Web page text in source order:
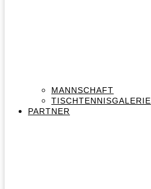
MANNSCHAFT
TISCHTENNISGALERIE
PARTNER